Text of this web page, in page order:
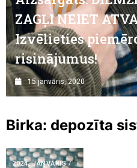
ZAGĻI NEIET
Izvēlieties
risinājumus!
15 janvāris, 2020
Birka: depozīta
2024. JANVĀRIS /